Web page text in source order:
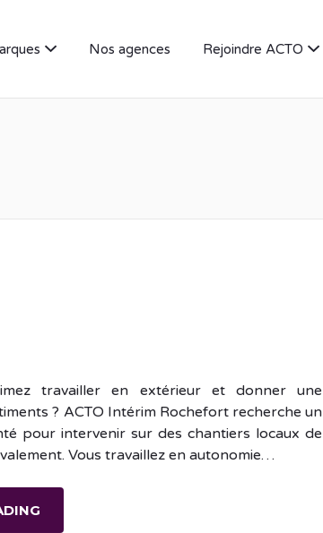
Nos agences Rejoindre ACTO
travailler en extérieur et donner une
? ACTO Intérim Rochefort recherche un
pour intervenir sur des chantiers locaux de
Vous travaillez en autonomie…